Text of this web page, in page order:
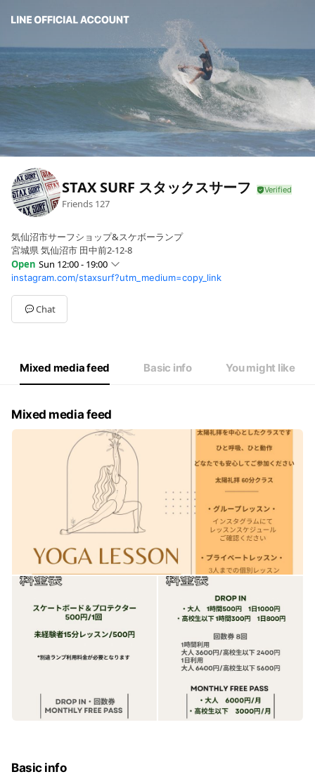
STAX SURF スタックスサーフ
Friends 127
気仙沼市サーフショップ&スケボーランプ
宮城県 気仙沼市 田中前2-12-8
Open Sun 12:00 - 19:00
Sun12:00 - 19:00
Mon13:00 - 19:00
Tue13:00 - 19:00
WedClosed
12:00 - 13:00
レッスンは完全予約制となります
instagram.com/staxsurf?utm_medium=copy_link
Chat
Mixed media feed Basic info You might like
Mixed media feed
Basic info